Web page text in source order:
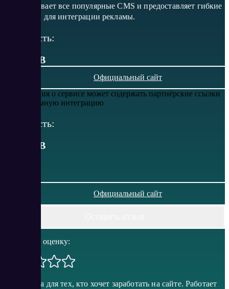
Поддерживает все популярные CMS и предоставляет гибкие
настройки для интеграции рекламы.
Стоимость:
от 0 RUB
Официальный сайт
Информация о сервисе может содержать партнёрские ссылки
или рекламную интеграцию
Стоимость:
RUB
Официальный сайт
Поставить оценку:
Платформа для тех, кто хочет заработать на сайте. Работает